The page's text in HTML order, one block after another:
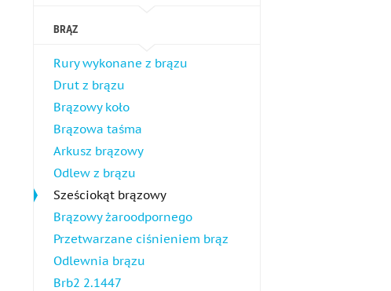
BRĄZ
Rury wykonane z brązu
Drut z brązu
Brązowy koło
Brązowa taśma
Arkusz brązowy
Odlew z brązu
Sześciokąt brązowy
Brązowy żaroodpornego
Przetwarzane ciśnieniem brąz
Odlewnia brązu
Brb2 2.1447